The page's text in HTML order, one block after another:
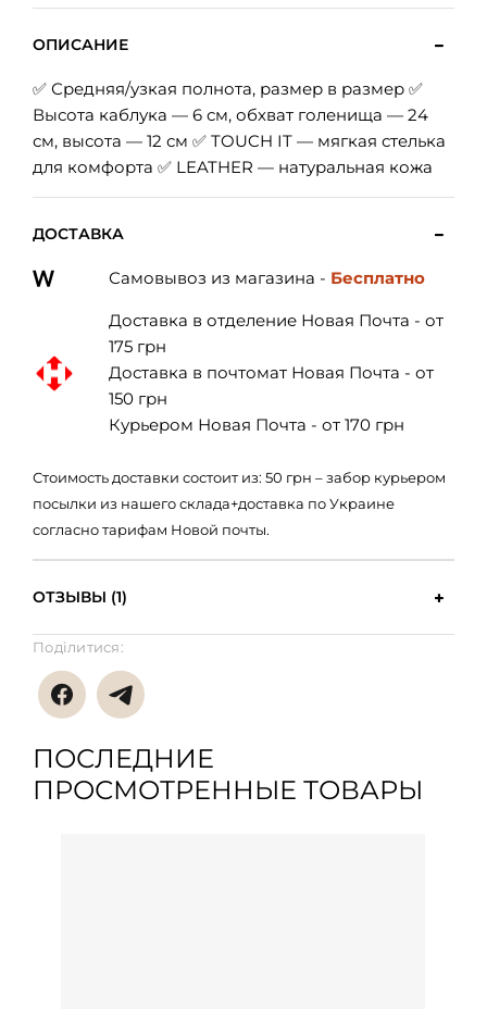
ОПИСАНИЕ
✅ Средняя/узкая полнота, размер в размер ✅
Высота каблука — 6 см, обхват голенища — 24
см, высота — 12 см ✅ TOUCH IT — мягкая стелька
для комфорта ✅ LEATHER — натуральная кожа
ДОСТАВКА
Самовывоз из магазина - Бесплатно
Доставка в отделение Новая Почта - от
175 грн
Доставка в почтомат Новая Почта - от
150 грн
Курьером Новая Почта - от 170 грн
Стоимость доставки состоит из: 50 грн – забор курьером
посылки из нашего склада+доставка по Украине
согласно тарифам Новой почты.
ОТЗЫВЫ (1)
Поділитися:
ПОСЛЕДНИЕ
ПРОСМОТРЕННЫЕ ТОВАРЫ